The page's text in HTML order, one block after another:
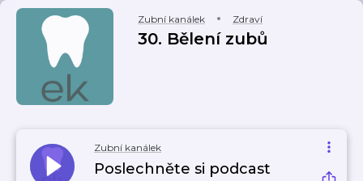
Zubní kanálek Zdraví
30. Bělení zubů
Zubní kanálek
Poslechněte si podcast